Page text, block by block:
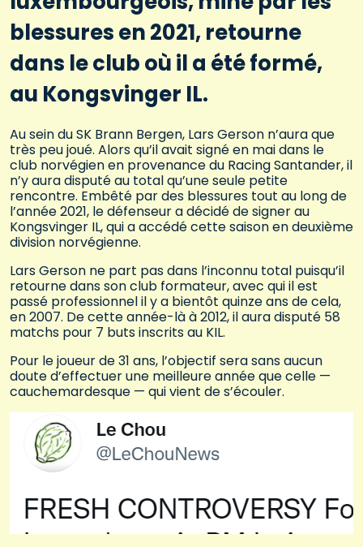
blessures en 2021, retourne
dans le club où il a été formé,
au Kongsvinger IL.
Au sein du SK Brann Bergen, Lars Gerson n’aura que
très peu joué. Alors qu’il avait signé en mai dans le
club norvégien en provenance du Racing Santander, il
n’y aura disputé au total qu’une seule petite
rencontre. Embêté par des blessures tout au long de
l’année 2021, le défenseur a décidé de signer au
Kongsvinger IL, qui a accédé cette saison en deuxième
division norvégienne.
Lars Gerson ne part pas dans l’inconnu total puisqu’il
retourne dans son club formateur, avec qui il est
passé professionnel il y a bientôt quinze ans de cela,
en 2007. De cette année-là à 2012, il aura disputé 58
matchs pour 7 buts inscrits au KIL.
Pour le joueur de 31 ans, l’objectif sera sans aucun
doute d’effectuer une meilleure année que celle —
cauchemardesque — qui vient de s’écouler.